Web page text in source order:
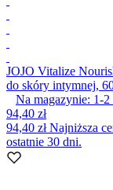
JOJO Vitalize
do skóry intymnej,
Na magazynie: 1-2
94,40 zł
94,40 złNajniższa
ostatnie 30 dni.